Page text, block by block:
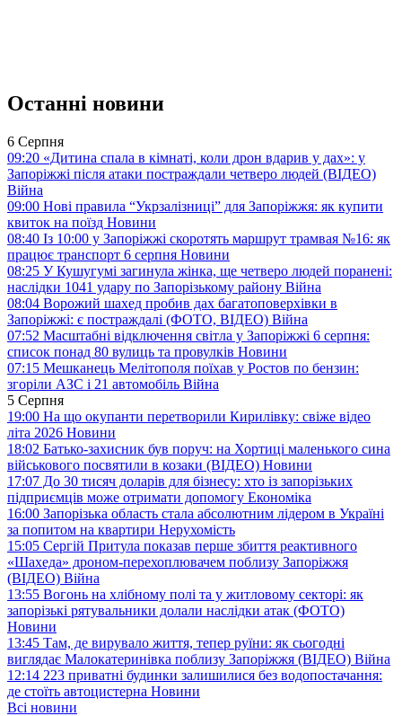
Останні новини
6 Серпня
09:20 «Дитина спала в кімнаті, коли дрон вдарив у дах»: у
Запоріжжі після атаки постраждали четверо людей (ВІДЕО)
Війна
09:00 Нові правила “Укрзалізниці” для Запоріжжя: як купити
квиток на поїзд Новини
08:40 Із 10:00 у Запоріжжі скоротять маршрут трамвая №16: як
працює транспорт 6 серпня Новини
08:25 У Кушугумі загинула жінка, ще четверо людей поранені:
наслідки 1041 удару по Запорізькому району Війна
08:04 Ворожий шахед пробив дах багатоповерхівки в
Запоріжжі: є постраждалі (ФОТО, ВІДЕО) Війна
07:52 Масштабні відключення світла у Запоріжжі 6 серпня:
список понад 80 вулиць та провулків Новини
07:15 Мешканець Мелітополя поїхав у Ростов по бензин:
згоріли АЗС і 21 автомобіль Війна
5 Серпня
19:00 На що окупанти перетворили Кирилівку: свіже відео
літа 2026 Новини
18:02 Батько-захисник був поруч: на Хортиці маленького сина
військового посвятили в козаки (ВІДЕО) Новини
17:07 До 30 тисяч доларів для бізнесу: хто із запорізьких
підприємців може отримати допомогу Економіка
16:00 Запорізька область стала абсолютним лідером в Україні
за попитом на квартири Нерухомість
15:05 Сергій Притула показав перше збиття реактивного
«Шахеда» дроном-перехоплювачем поблизу Запоріжжя
(ВІДЕО) Війна
13:55 Вогонь на хлібному полі та у житловому секторі: як
запорізькі рятувальники долали наслідки атак (ФОТО)
Новини
13:45 Там, де вирувало життя, тепер руїни: як сьогодні
виглядає Малокатеринівка поблизу Запоріжжя (ВІДЕО) Війна
12:14 223 приватні будинки залишилися без водопостачання:
де стоїть автоцистерна Новини
Всі новини